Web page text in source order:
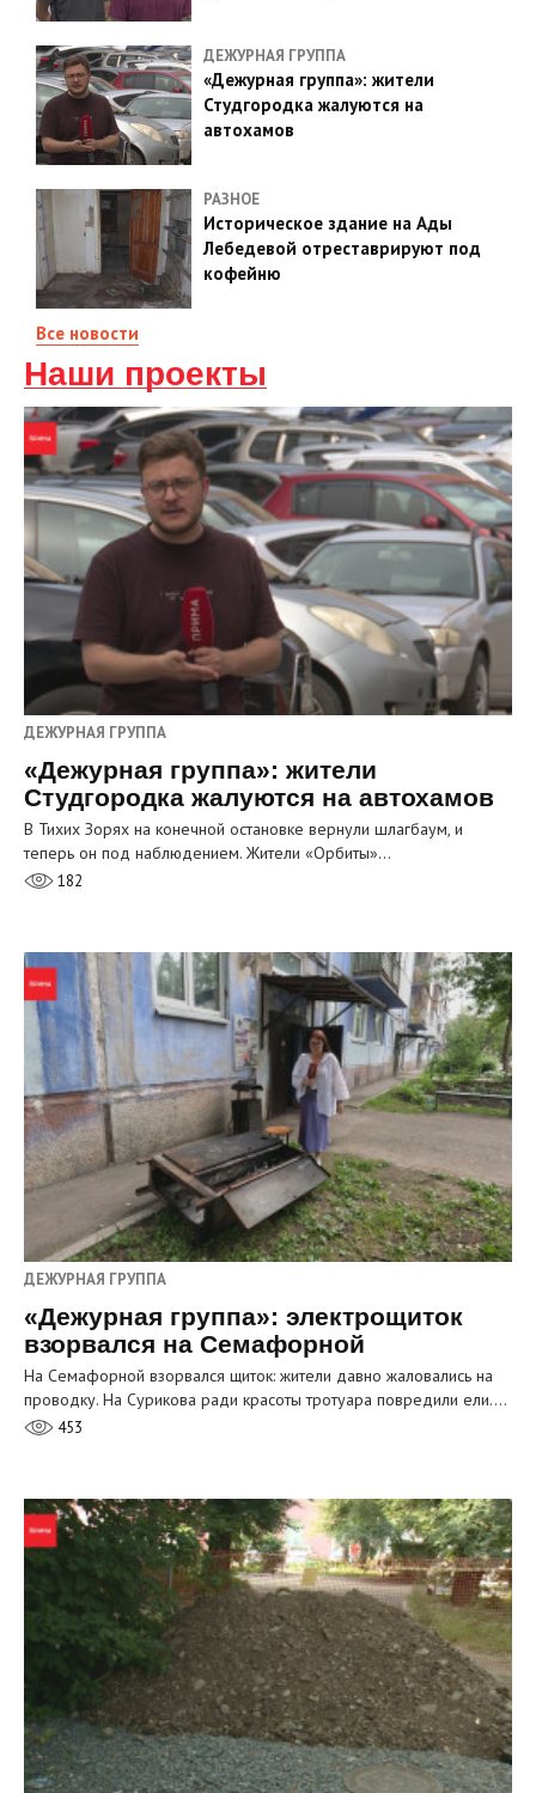
ДЕЖУРНАЯ ГРУППА
«Дежурная группа»: жители
Студгородка жалуются на
автохамов
РАЗНОЕ
Историческое здание на Ады
Лебедевой отреставрируют под
кофейню
Все новости
Наши проекты
ДЕЖУРНАЯ ГРУППА
«Дежурная группа»: жители
Студгородка жалуются на автохамов
В Тихих Зорях на конечной остановке вернули шлагбаум, и
теперь он под наблюдением. Жители «Орбиты»…
182
ДЕЖУРНАЯ ГРУППА
«Дежурная группа»: электрощиток
взорвался на Семафорной
На Семафорной взорвался щиток: жители давно жаловались на
проводку. На Сурикова ради красоты тротуара повредили ели.…
453